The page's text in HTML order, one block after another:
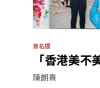
簽名版
「香港美
陳朗熹